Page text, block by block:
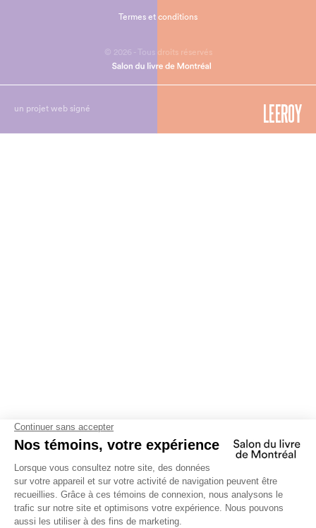
© 2026 - Tous droits réservés
Termes et conditions
un projet web signé